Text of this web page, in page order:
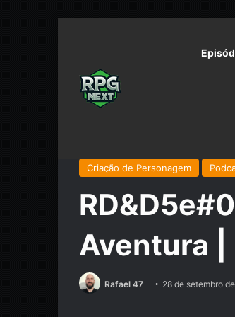
Criação de Personagem
Aventura |
Rafael 47 28 de setembro